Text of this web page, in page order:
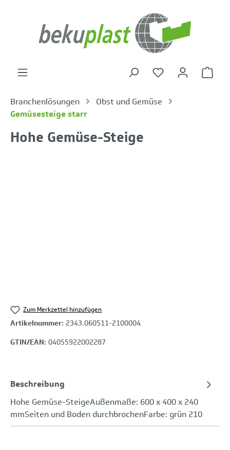
Branchenlösungen
Obst und Gemüse
Gemüsesteige starr
Hohe Gemüse-Steige
Zum Merkzettel hinzufügen
Artikelnummer: 2343.060511-2100004
GTIN/EAN: 04055922002287
Beschreibung
Hohe Gemüse-SteigeAußenmaße: 600 x 400 x 240
mmSeiten und Boden durchbrochenFarbe: grün 210